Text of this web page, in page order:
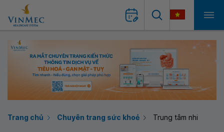
Trang chủ Chuyên trang sức khoẻ Trung tâm nhi